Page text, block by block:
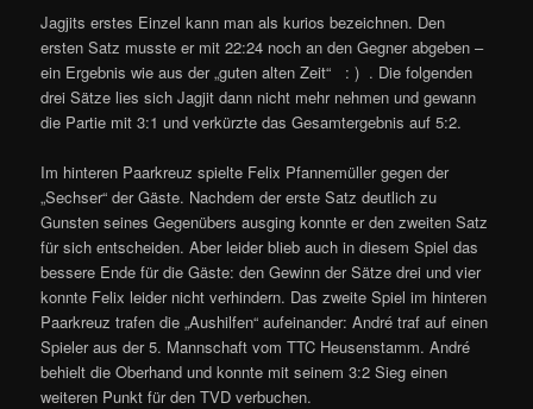
Jagjits erstes Einzel kann man als kurios bezeichnen. Den
ersten Satz musste er mit 22:24 noch an den Gegner abgeben –
ein Ergebnis wie aus der „guten alten Zeit“ : ) . Die folgenden
drei Sätze lies sich Jagjit dann nicht mehr nehmen und gewann
die Partie mit 3:1 und verkürzte das Gesamtergebnis auf 5:2.
Im hinteren Paarkreuz spielte Felix Pfannemüller gegen der
„Sechser“ der Gäste. Nachdem der erste Satz deutlich zu
Gunsten seines Gegenübers ausging konnte er den zweiten Satz
für sich entscheiden. Aber leider blieb auch in diesem Spiel das
bessere Ende für die Gäste: den Gewinn der Sätze drei und vier
konnte Felix leider nicht verhindern. Das zweite Spiel im hinteren
Paarkreuz trafen die „Aushilfen“ aufeinander: André traf auf einen
Spieler aus der 5. Mannschaft vom TTC Heusenstamm. André
behielt die Oberhand und konnte mit seinem 3:2 Sieg einen
weiteren Punkt für den TVD verbuchen.